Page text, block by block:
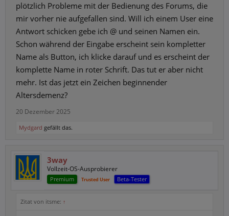
plötzlich Probleme mit der Bedienung des Forums, die
mir vorher nie aufgefallen sind. Will ich einem User eine
Antwort schicken gebe ich @ und seinen Namen ein.
Schon während der Eingabe erscheint sein kompletter
Name als Button, ich klicke darauf und es erscheint der
komplette Name in roter Schrift. Das tut er aber nicht
mehr. Ist das jetzt ein Zeichen beginnender
Altersdemenz?
20 Dezember 2025
Mydgard gefällt das.
3way
Vollzeit-OS-Ausprobierer
Premium Trusted User Beta-Tester
Zitat von itsme: ↑